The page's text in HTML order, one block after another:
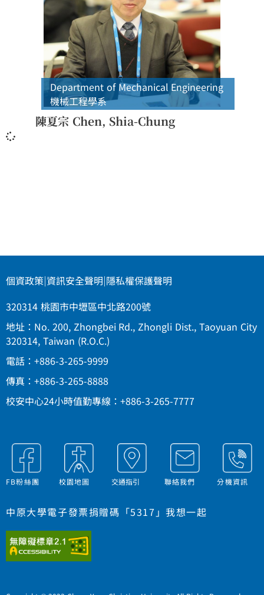
Department of Mechanical Engineering
機械工程學系
陳夏宗 Chen, Shia-Chung
個資政策|資訊安全聲明|隱私權保護聲明
320314 桃園市中壢區中北路200號
地址：No. 200, Zhongbei Rd., Zhongli Dist., Taoyuan City
320314, Taiwan (R.O.C.)
電話：+886-3-265-9999
傳真：+886-3-265-8888
校安中心24小時值勤專線：+886-3-265-7777
FB粉絲團 校園地圖 交通指引 聯絡我們 分機資訊
中原大學電子發票捐贈碼「5317」我想一起